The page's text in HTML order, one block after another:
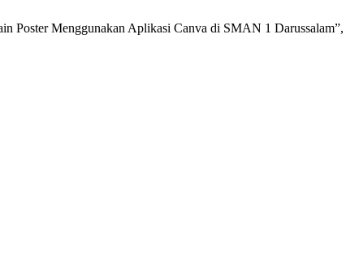
Poster Menggunakan Aplikasi Canva di SMAN 1 Darussalam”,